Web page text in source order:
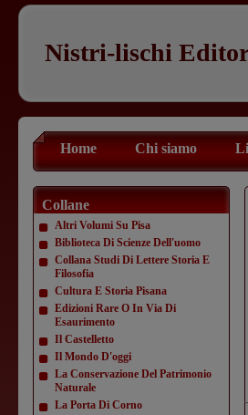
Nistri-lischi
Home Chi siamo
Collane
Altri Volumi Su Pisa
Biblioteca Di Scienze Dell'uomo
Collana Studi Di Lettere Storia E
Filosofia
Cultura E Storia Pisana
Edizioni Rare O In Via Di
Esaurimento
Il Castelletto
Il Mondo D'oggi
La Conservazione Del Patrimonio
Naturale
La Porta Di Corno